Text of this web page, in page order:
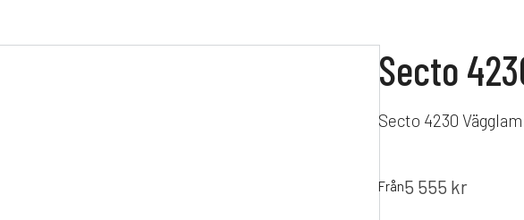
Secto
Secto 4230
Från5 555 kr